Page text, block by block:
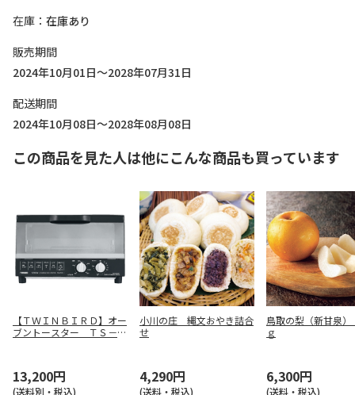
在庫
在庫あり
販売期間
2024年10月01日～2028年07月31日
配送期間
2024年10月08日～2028年08月08日
この商品を見た人は他にこんな商品も買っています
【ＴＷＩＮＢＩＲＤ】オー
ブントースター ＴＳ－４
13,200円
(送料別・税込)
小川の庄 縄文おやき詰合
せ
4,290円
(送料・税込)
鳥取の梨（新甘泉
ｇ
6,300円
(送料・税込)